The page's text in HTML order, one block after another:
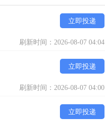
立即投递
刷新时间：2026-08-07 04:04
立即投递
刷新时间：2026-08-07 04:00
立即投递